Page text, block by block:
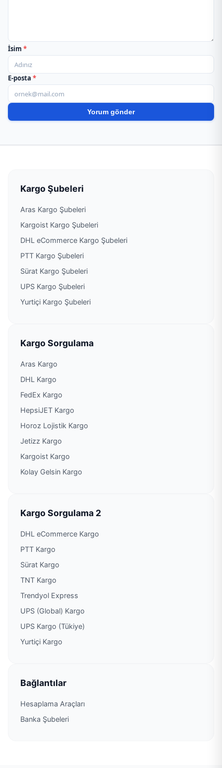
PTT Kargo Barajyolu Şubesi
PTT Kargo Barkal Müdürlüğü
PTT Kargo Beş Ocak Müdürlüğü
PTT Kargo Çarşı Şubesi
PTT Kargo Çatalçam Acenteliği
PTT Kargo Cemalpaşa Müdürlüğü
PTT Kargo Ceyhan Müdürlüğü
PTT Kargo Cumhuriyet Şubesi
PTT Kargo Dadaloğlu Şubesi
PTT Kargo Doğankent Şubesi
PTT Kargo Doruk Acenteliği
PTT Kargo Emek Müdürlüğü
PTT Kargo Fatih Şubesi
PTT Kargo Feke Müdürlüğü
PTT Kargo Fevzipaşa Şubesi
PTT Kargo Göçyolu Şubesi
PTT Kargo Hacıbektaş Veli Şubesi
PTT Kargo Hacıbeyli Şubesi
İsim *
E-posta *
Kargo Şubeleri
Aras Kargo Şubeleri
Kargoist Kargo Şubeleri
DHL eCommerce Kargo Şubeleri
PTT Kargo Şubeleri
Sürat Kargo Şubeleri
UPS Kargo Şubeleri
Yurtiçi Kargo Şubeleri
Kargo Sorgulama
Aras Kargo
DHL Kargo
FedEx Kargo
HepsiJET Kargo
Horoz Lojistik Kargo
Jetizz Kargo
Kargoist Kargo
Kolay Gelsin Kargo
Kargo Sorgulama 2
DHL eCommerce Kargo
PTT Kargo
Sürat Kargo
TNT Kargo
Trendyol Express
UPS (Global) Kargo
UPS Kargo (Tükiye)
Yurtiçi Kargo
Bağlantılar
Hesaplama Araçları
Banka Şubeleri